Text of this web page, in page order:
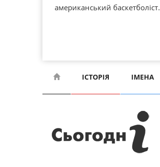
американський баскетболіст.
ІСТОРІЯ ІМЕНА